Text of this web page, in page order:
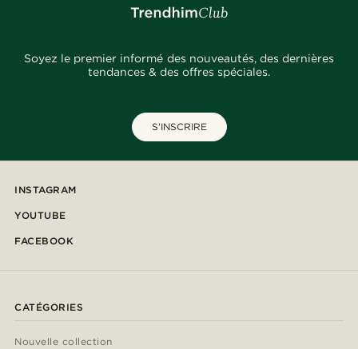
Soyez le premier informé des nouveautés, des dernières
tendances & des offres spéciales.
S'INSCRIRE
INSTAGRAM
YOUTUBE
FACEBOOK
CATÉGORIES
Nouvelle collection